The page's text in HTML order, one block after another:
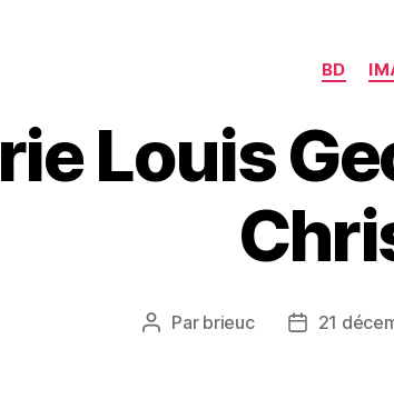
BD
Louis
Auteur
Par brieuc
Date
21